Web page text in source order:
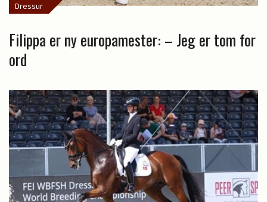
Dressur
Filippa er ny europamester: – Jeg er tom for
ord